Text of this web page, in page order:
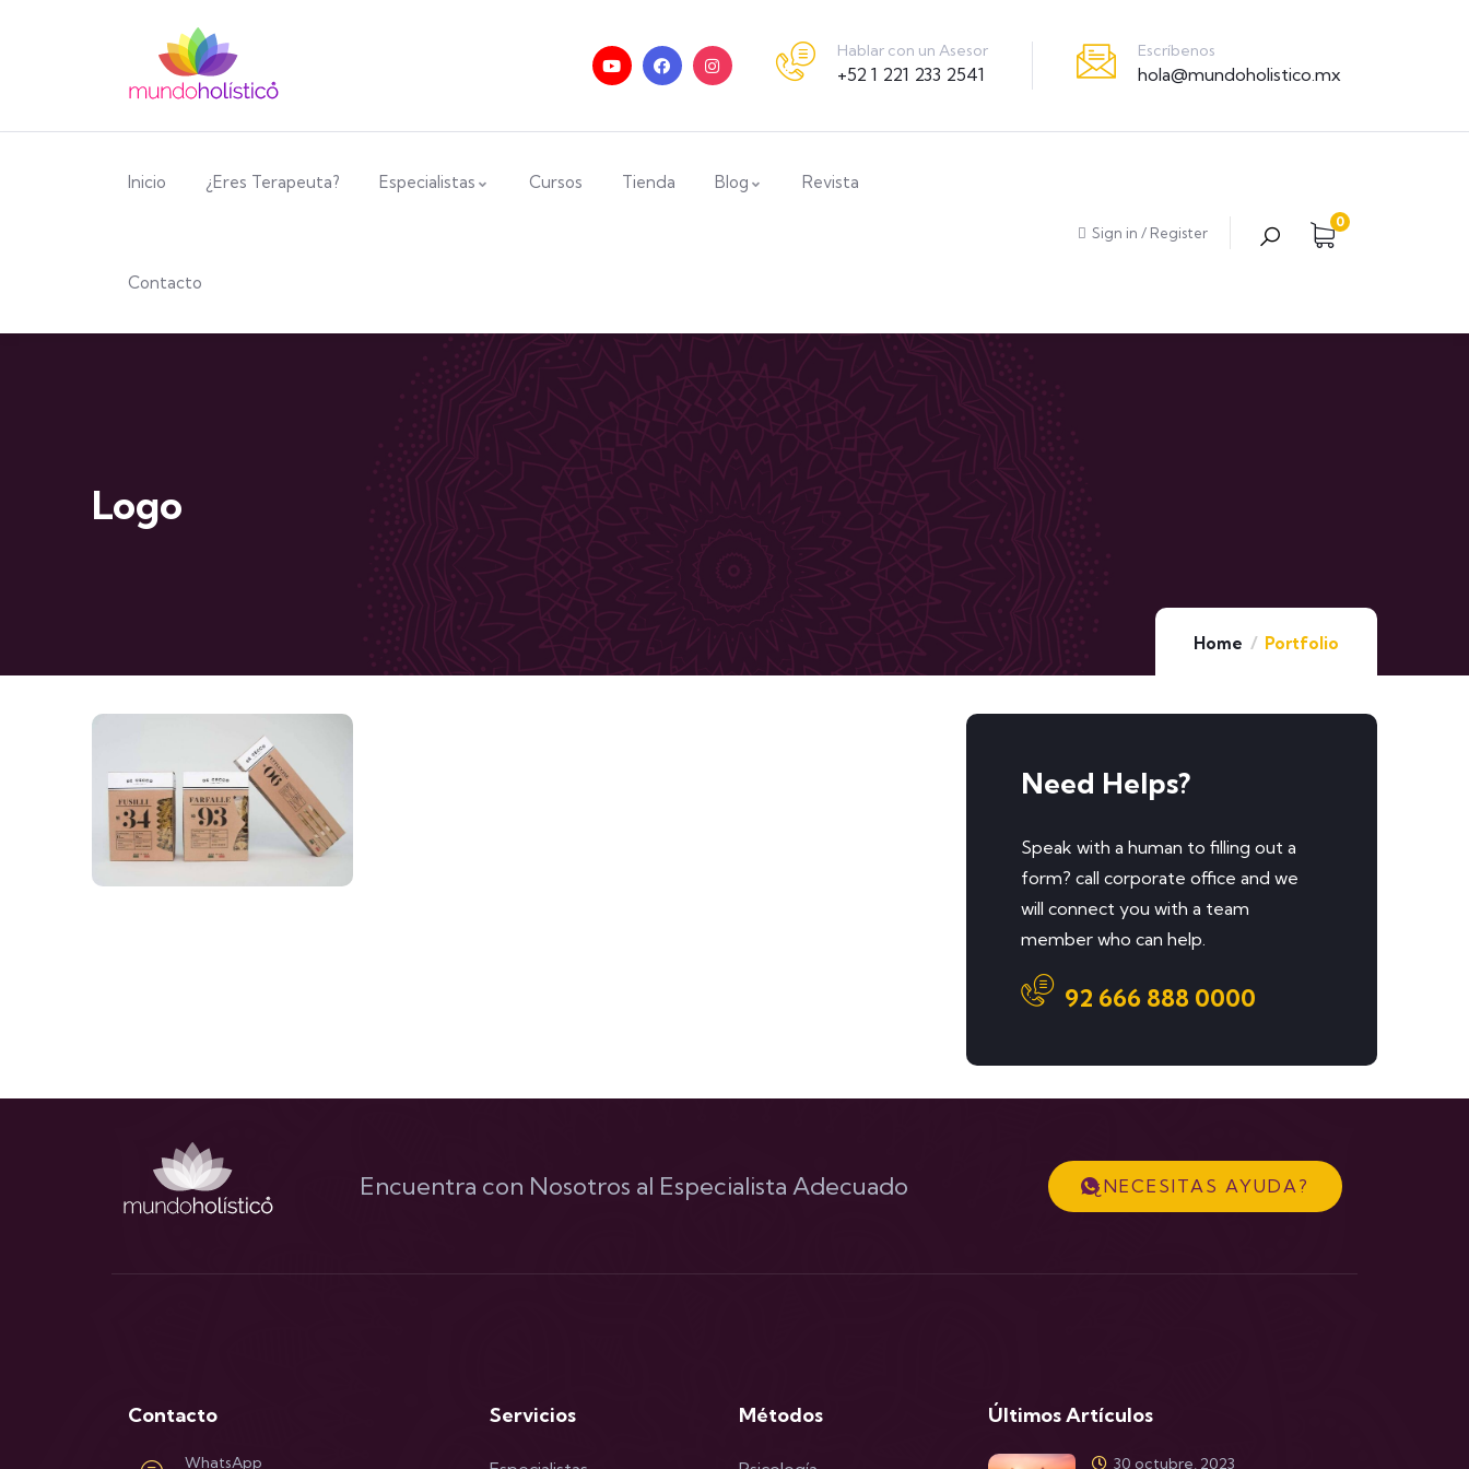
Hablar con un Asesor
+52 1 221 233 2541
Escríbenos
hola@mundoholistico.mx
Inicio ¿Eres Terapeuta? Especialistas Cursos Tienda Blog Revista
Contacto
Sign in / Register
0
Logo
Home Portfolio
Business
card
Need Helps?
Speak with a human to filling out a
form? call corporate office and we
will connect you with a team
member who can help.
92 666 888 0000
Encuentra con Nosotros al Especialista Adecuado ¿NECESITAS AYUDA?
Contacto
WhatsApp
Servicios Métodos Últimos Artículos
30 octubre, 2023